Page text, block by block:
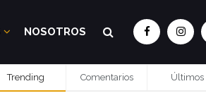
NOSOTROS
Trending Comentarios Últimos